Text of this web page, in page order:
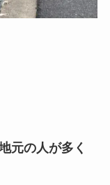
元の人が多く